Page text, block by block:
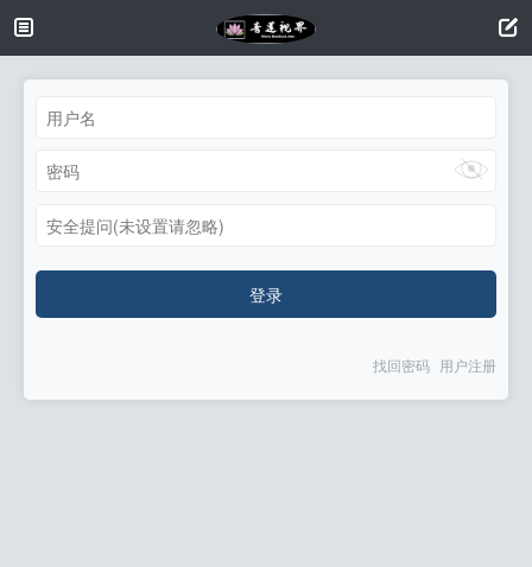
安全提问(未设置请忽略)
登录
找回密码 用户注册